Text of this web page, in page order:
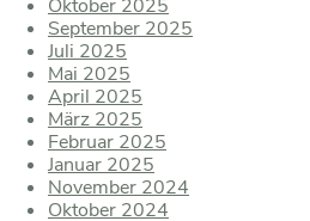
Oktober 2025
September 2025
Juli 2025
Mai 2025
April 2025
März 2025
Februar 2025
Januar 2025
November 2024
Oktober 2024